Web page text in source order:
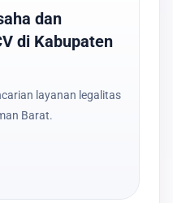
dan
di Kabupaten
layanan legalitas
Barat.